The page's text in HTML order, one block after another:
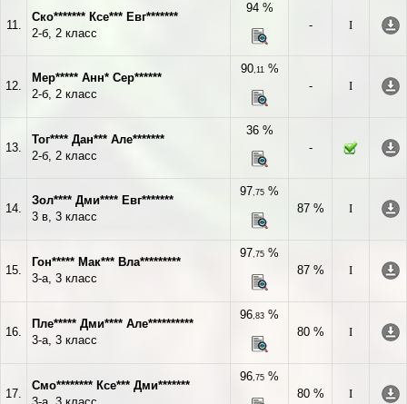
11.
Ско******* Ксе*** Евг*******
2-б, 2 класс
94 %
-
I
12.
Мер***** Анн* Сер******
2-б, 2 класс
90,11%
-
I
13.
Тог**** Дан*** Але*******
2-б, 2 класс
36 %
-
14.
Зол**** Дми**** Евг*******
3 в, 3 класс
97,75 %
87 %
I
15.
Гон***** Мак*** Вла*********
3-а, 3 класс
97,75 %
87 %
I
16.
Пле***** Дми**** Але**********
3-а, 3 класс
96,83 %
80 %
I
17.
Смо******** Ксе*** Дми*******
96,75 %
80 %
I